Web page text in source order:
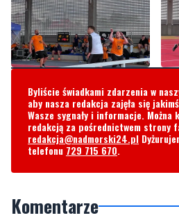
Byliście świadkami zdarzenia w
aby nasza redakcja zajęła się
Wasze sygnały i informacje. Można
redakcją za pośrednictwem strony
redakcja@nadmorski24.pl
telefonu 729 715 670.
Komentarze